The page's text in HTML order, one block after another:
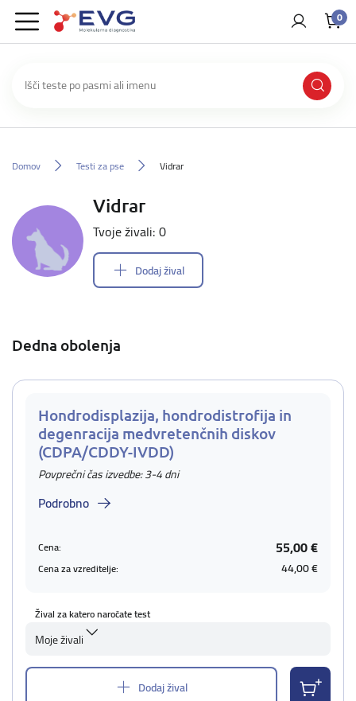
0
Domov Testi za pse Vidrar
Vidrar
Tvoje živali: 0
Dodaj žival
Dedna obolenja
Hondrodisplazija, hondrodistrofija in
degenracija medvretenčnih diskov
(CDPA/CDDY-IVDD)
Povprečni čas izvedbe: 3-4 dni
Podrobno
Cena: 55,00 €
Cena za vzreditelje: 44,00 €
Žival za katero naročate test
Moje živali
Dodaj žival